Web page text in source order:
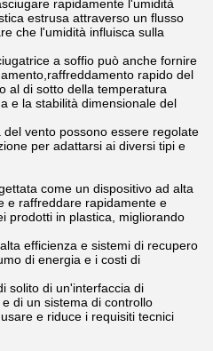
rapidamente l'umidità
estrusa attraverso un flusso
che l'umidità influisca sulla
a soffio può anche fornire
rapido del
al di sotto della temperatura
e la stabilità dimensionale del
vento possono essere regolate
per adattarsi ai diversi tipi e
come un dispositivo ad alta
e raffreddare rapidamente e
prodotti in plastica, migliorando
efficienza e sistemi di recupero
di energia e i costi di
solito di un'interfaccia di
di un sistema di controllo
e riduce i requisiti tecnici